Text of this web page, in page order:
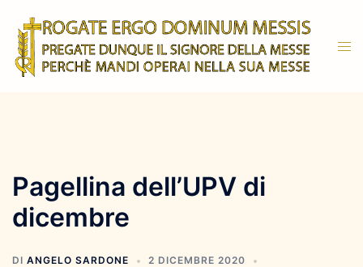
contenuto
Pagellina dell’UPV di
dicembre
DI ANGELO SARDONE
2 DICEMBRE 2020